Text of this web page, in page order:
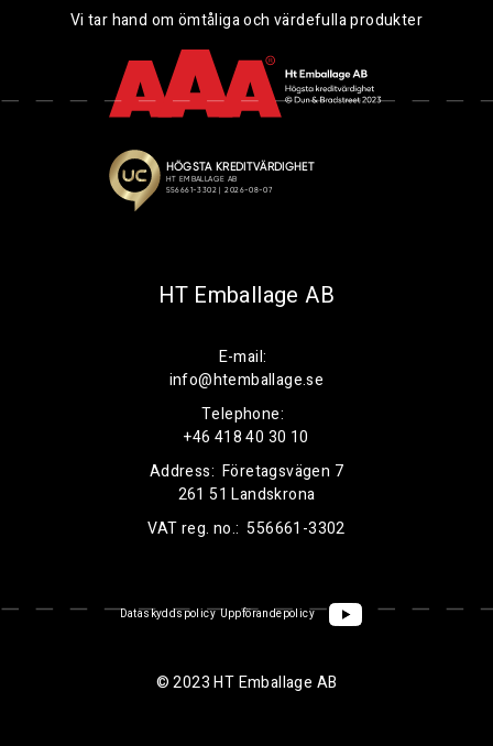
Vi tar hand om ömtåliga och värdefulla produkter
HT Emballage AB
E-mail:
info@htemballage.se
Telephone:
+46 418 40 30 10
Address: Företagsvägen 7
261 51 Landskrona
VAT reg. no.: 556661-3302
Dataskyddspolicy Uppförandepolicy
© 2023 HT Emballage AB